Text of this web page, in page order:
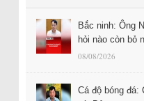
Bắc ninh: Ông
hỏi nào còn bỏ
08/08/2026
Cá độ bóng đá: